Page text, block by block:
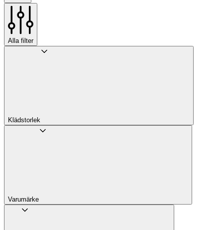
Alla filter
Klädstorlek
Varumärke